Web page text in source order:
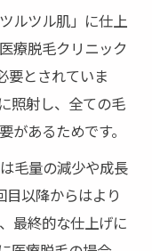
ルツル肌」に仕上
療脱毛クリニック
要とされていま
照射し、全ての毛
があるためです。
毛量の減少や成長
以降からはより
最終的な仕上げに